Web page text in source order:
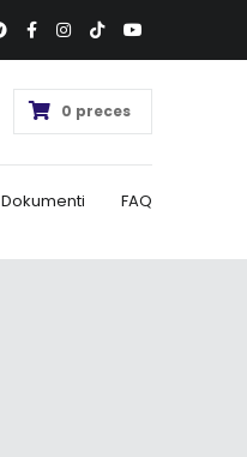
0 preces
Dokumenti FAQ